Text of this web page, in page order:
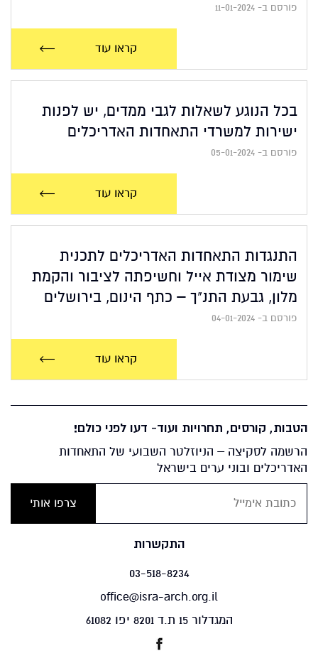
פורסם ב- 11-01-2024
קראו עוד
בכל הנוגע לשאלות לגבי ממדים, יש לפנות
ישירות למשרדי התאחדות האדריכלים
פורסם ב- 05-01-2024
קראו עוד
התנגדות התאחדות האדריכלים לתכנית
שימור מצודת אייל וחשיפתה לציבור והקמת
מלון, גבעת התנ"ך – כתף הינום, בירושלים
פורסם ב- 04-01-2024
קראו עוד
הטבות, קורסים, תחרויות ועוד- דעו לפני כולם!
הרשמה לסקיצה – הניוזלטר השבועי של התאחדות
האדריכלים ובוני ערים בישראל
התקשרות
03-518-8234
office@isra-arch.org.il
המגדלור 15 ת.ד 8201 יפו 61082